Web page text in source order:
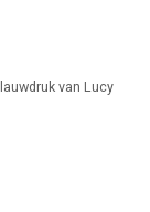
van Lucy